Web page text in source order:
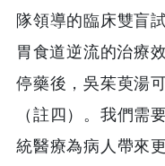
隊領導的臨床雙盲
胃食道逆流的治療
停藥後，吳茱萸湯
（註四）。我們需
統醫療為病人帶來